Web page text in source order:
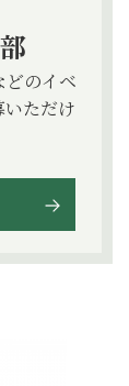
のイベ
ただけ